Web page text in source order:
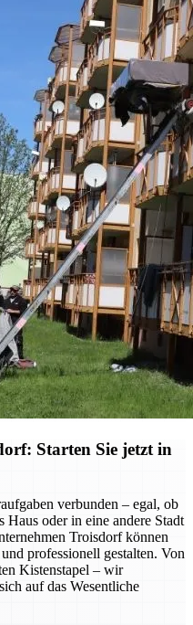
Starten Sie jetzt in
verbunden – egal, ob
Haus oder in eine andere Stadt
Troisdorf können
professionell gestalten. Von
Kistenstapel – wir
auf das Wesentliche